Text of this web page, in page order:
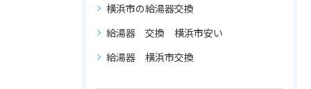
横浜市の給湯器交換
給湯器 交換 横浜市安い
給湯器 横浜市交換